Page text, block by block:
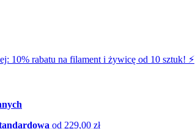
10% rabatu na filament i żywicę od 10 sztuk! ⚡️
od 229,00 zł